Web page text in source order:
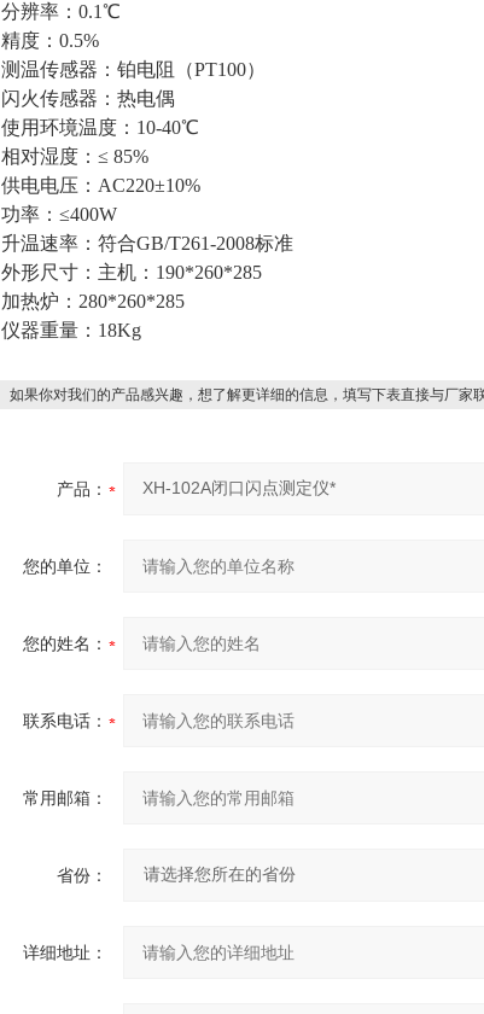
分辨率：0.1℃
精度：0.5%
测温传感器：铂电阻（PT100）
闪火传感器：热电偶
使用环境温度：10-40℃
相对湿度：≤ 85%
供电电压：AC220±10%
功率：≤400W
升温速率：符合GB/T261-2008标准
外形尺寸：主机：190*260*285
加热炉：280*260*285
仪器重量：18Kg
如果你对我们的产品感兴趣，想了解更详细的信息，填写下表直接与厂家
产品：
您的单位：
您的姓名：
联系电话：
常用邮箱：
省份：
详细地址：